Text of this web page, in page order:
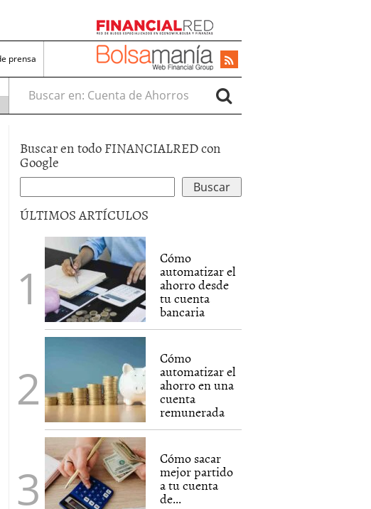
prensa
Buscar en:
Buscar en todo FINANCIALRED con
Google
ÚLTIMOS ARTÍCULOS
Cómo
automatizar el
ahorro desde
tu cuenta
bancaria
Cómo
automatizar el
ahorro en una
cuenta
remunerada
Cómo sacar
mejor partido
a tu cuenta
de...